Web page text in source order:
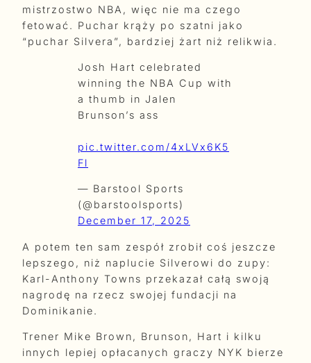
mistrzostwo NBA, więc nie ma czego
fetować. Puchar krąży po szatni jako
“puchar Silvera”, bardziej żart niż relikwia.
Josh Hart celebrated
winning the NBA Cup with
a thumb in Jalen
Brunson’s ass
pic.twitter.com/4xLVx6K5
Fl
— Barstool Sports
(@barstoolsports)
December 17, 2025
A potem ten sam zespół zrobił coś jeszcze
lepszego, niż naplucie Silverowi do zupy:
Karl-Anthony Towns przekazał całą swoją
nagrodę na rzecz swojej fundacji na
Dominikanie.
Trener Mike Brown, Brunson, Hart i kilku
innych lepiej opłacanych graczy NYK bierze